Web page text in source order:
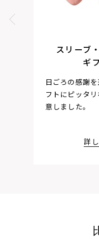
スリーブ
ギ
日ごろの感謝
フトにピッタ
意しました。
詳